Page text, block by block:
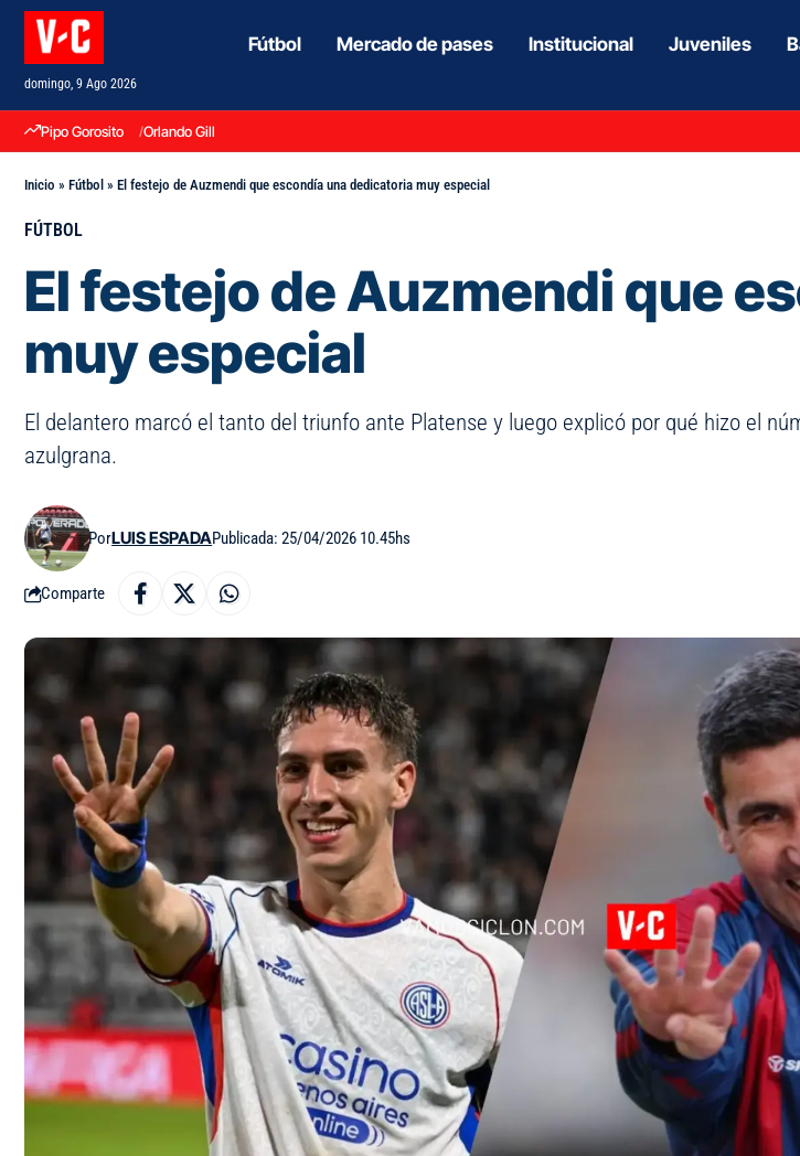
domingo, 9 Ago 2026
Fútbol Mercado de pases Institucional Juveniles
Pipo Gorosito Orlando Gill
Inicio » Fútbol » El festejo de Auzmendi que escondía una dedicatoria muy especial
FÚTBOL
El festejo de Auzmendi que
muy especial
El delantero marcó el tanto del triunfo ante Platense y luego explicó por qué hizo el
azulgrana.
PorLUIS ESPADAPublicada: 25/04/2026 10.45hs
Comparte